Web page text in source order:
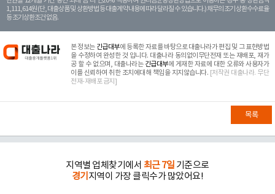
1,111,614원 (단, 대출상품 및 상환방법 등 대출계약 내용에 따라 달라질 수 있습니다.) 채무의 조기 상환수수료율
등 조기상환조건 없음.
본 정보는 긴급대부에 등록한 자료를 바탕으로 대출나라가 편집 및 그 표현방법
을 수정하여 완성한 것 입니다. 대출나라 동의없이무단전재 또는 재배포, 재가
공 할 수 없으며, 대출나라는 긴급대부에 게재한 자료에 대한 오류와 사용자가
이를 신뢰하여 취한 조치에대해 책임을 지지않습니다. [저작권 대출나라. 무단
전재-재배포 금지]
목록
지역별 업체찾기에서 최근 7일 기준으로
경기 지역이 가장 클릭수가 많았어요!